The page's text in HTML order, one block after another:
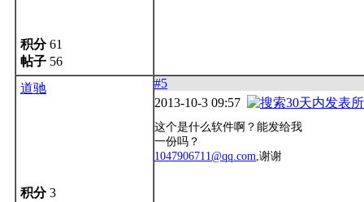
积分61
帖子 56
道驰
积分3
#5
2013-10-3 09:57
这个是什么软件啊？能发给我
一份吗？
1047906711@qq.com,谢谢